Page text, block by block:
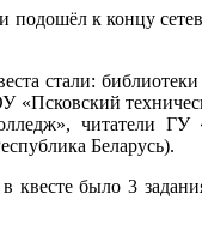
к концу
стали:
читатели ГУ
Беларусь).
квесте было 3